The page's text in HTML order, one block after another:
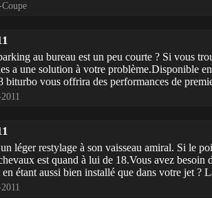
au bureau est un peu courte ? Si vous
a une solution à votre problème.Disponible
vous offrira des performances de
léger restylage à son vaisseau amiral. Si le
est quand à lui de 18.Vous avez besoin
étant aussi bien installé que dans votre jet ?